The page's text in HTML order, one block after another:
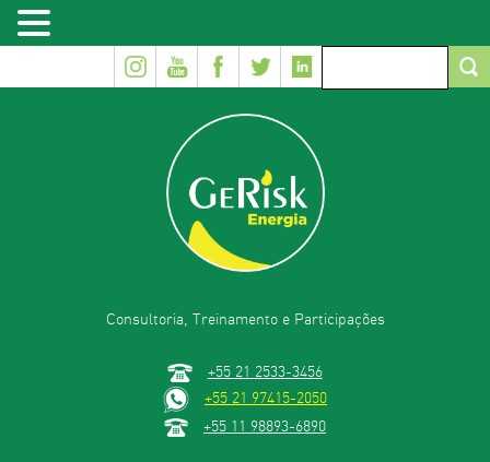
Consultoria, Treinamento e Participações
+55 21 2533-3456
+55 21 97415-2050
+55 11 98893-6890